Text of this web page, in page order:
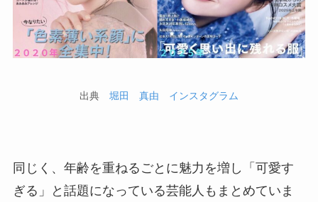
出典 堀田 真由 インスタグラム
同じく、年齢を重ねるごとに魅力を増し「可愛す
ぎる」と話題になっている芸能人もまとめていま